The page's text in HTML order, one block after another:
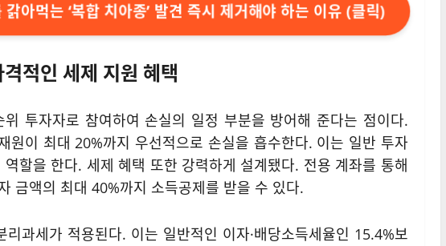
갉아먹는 ‘복합 치아종’ 발견 즉시 제거해야 하는 이유 (클릭)
적인 세제 지원 혜택
투자자로 참여하여 손실의 일정 부분을 방어해 준다는 점이다.
원이 최대 20%까지 우선적으로 손실을 흡수한다. 이는 일반 투자
할을 한다. 세제 혜택 또한 강력하게 설계됐다. 전용 계좌를 통해
금액의 최대 40%까지 소득공제를 받을 수 있다.
과세가 적용된다. 이는 일반적인 이자·배당소득세율인 15.4%보